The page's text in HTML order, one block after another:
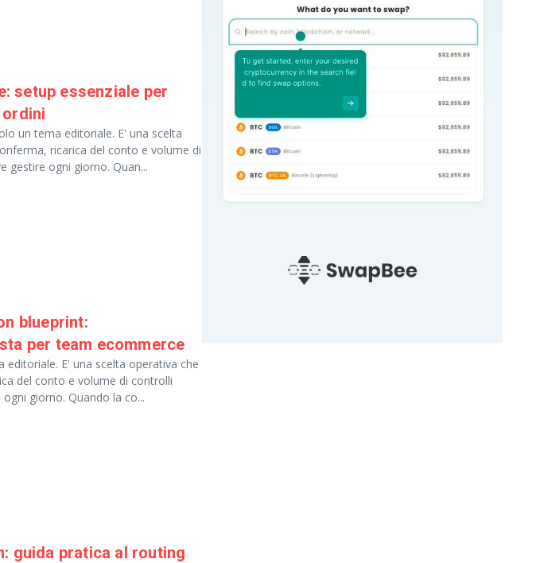
setup essenziale per
un tema editoriale. E' una scelta
ricarica del conto e volume di
gestire ogni giorno. Quan...
blueprint:
per team ecommerce
E' una scelta operativa che
del conto e volume di controlli
giorno. Quando la co...
guida pratica al routing